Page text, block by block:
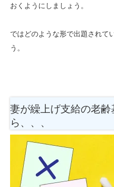
おくようにしましょう。
ではどのような形で出題されて
う。
妻が繰上げ支給の老
ら、、、